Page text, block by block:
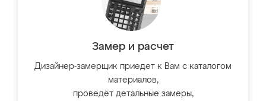
Замер и расчет
Дизайнер-замерщик приедет к Вам с каталогом
материалов,
проведёт детальные замеры,